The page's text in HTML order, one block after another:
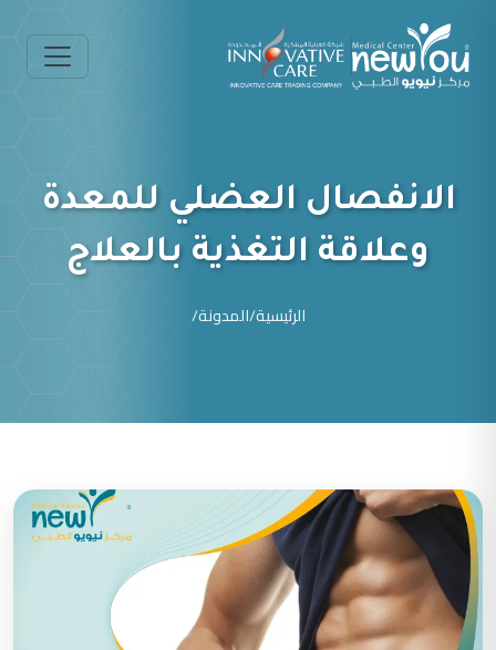
الانفصال العضلي للمعدة
وعلاقة التغذية بالعلاج
الرئيسية/المدونة/